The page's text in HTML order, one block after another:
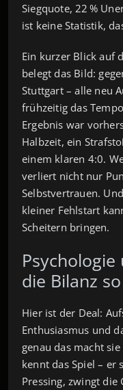
Siegquote, 22 %
ist keine Statistik,
Ein kurzer Blick auf
belegt das Bild:
Stuttgart – alle neu
frühzeitig das
Ergebnis war
Halbzeit, ein
einem klaren 4:0.
verliert nicht nur
Selbstvertrauen.
kleiner Fehlstart
Scheitern bringen.
die Bilanz
Hier ist der Deal:
Enthusiasmus und
genau das macht
kennt das Spiel – er
Pressing, zwingt die